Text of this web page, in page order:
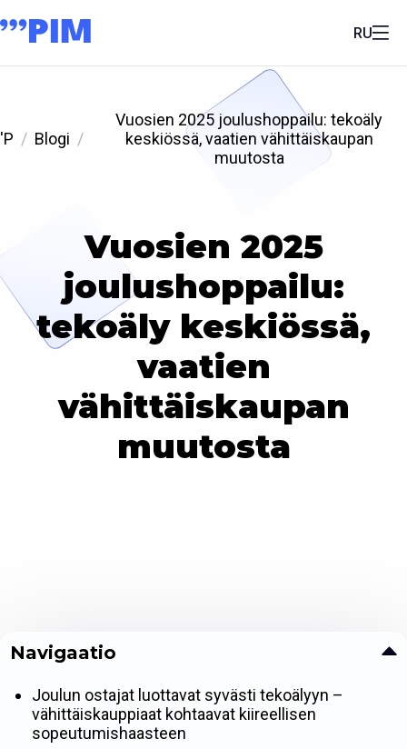
RU
'P Blogi
Vuosien 2025 joulushoppailu: tekoäly
keskiössä, vaatien vähittäiskaupan
muutosta
Vuosien 2025
joulushoppailu:
tekoäly keskiössä,
vaatien
vähittäiskaupan
muutosta
Navigaatio
Joulun ostajat luottavat syvästi tekoälyyn –
vähittäiskauppiaat kohtaavat kiireellisen
sopeutumishaasteen